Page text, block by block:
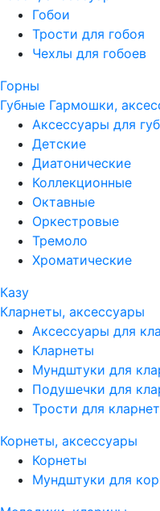
Гобои
Трости для гобоя
Чехлы для гобоев
Горны
Губные Гармошки,
Аксессуары для
Детские
Диатонические
Коллекционные
Октавные
Оркестровые
Тремоло
Хроматические
Казу
Кларнеты, аксессуары
Аксессуары для
Кларнеты
Мундштуки для
Подушечки для
Трости для
Корнеты, аксессуары
Корнеты
Мундштуки для